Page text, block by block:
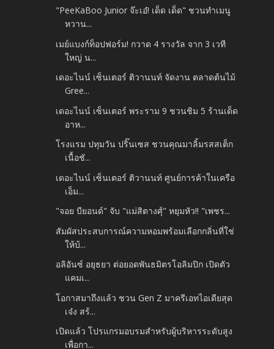
"PeeKaBoo Junior จ๊ะเอ๋! เด็ด เด็ด" ชวนทำเมนู
หวาน...
เมย์แบงก์ท็อปฟอร์ม! กวาด 4 รางวัล จาก 3 เวที
ใหญ่ น...
เดอะไนน์ เซ็นเตอร์ ติวานนท์ จัดงาน ตลาดต้นไม้
Gree...
เดอะไนน์ เซ็นเตอร์ พระราม 9 ชวนชิม 5 ร้านเด็ด
อาห...
โรงแรม ปทุมวัน ปริ๊นเซส ชวนคุณมาลิ้มรสสเต็ก
เนื้อชั...
เดอะไนน์ เซ็นเตอร์ ติวานนท์ ศูนย์การค้าในเครือ
เอ็ม...
"จอย​ บียอนด์" จับ​ "แม่สิตางศุ์" หยุม​หัว!! "เพชร...
สัมผัสประสบการณ์ความหอมพร้อมเลือกกลิ่นที่ใช่
ให้บ้...
อลิอันซ์ อยุธยา ต่อยอดพันธมิตรโอลิมปิก เปิดตัว
แคมเ...
โอกาสมาถึงแล้ว ชวน Gen Z มาครีเอทไอเดียสุด
เจ๋ง สร้...
เปิดแล้ว โปรแกรมอบรมสำหรับผู้บริหารระดับสูง
เพื่อกา...